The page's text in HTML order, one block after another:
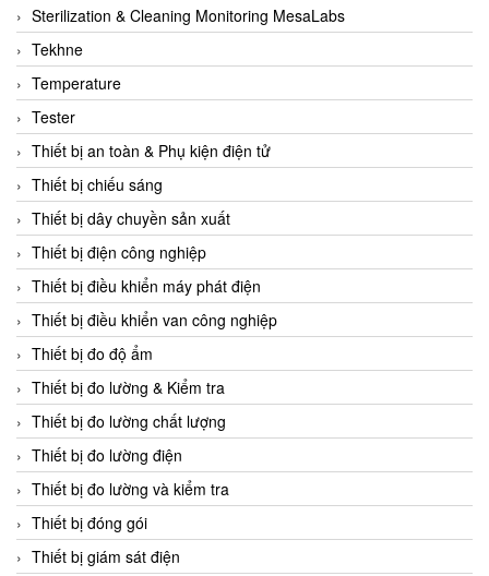
Cantoni
CAPS
CAREL Parts
CCS
CD Automation
CEAG Sicherheitst
CEIA Vietnam
Celduc Vietnam
Cemb
Centec GmbH
CEQUBE
CHAUVIN ARNOUX
Checkline
Chino
Chiyoda Seiki
Chiyoda-Tsusho
Chongqing Huaneng
Sterilization & Cleaning Monitoring MesaLabs
Tekhne
Temperature
Tester
Thiết bị an toàn & Phụ kiện điện tử
Thiết bị chiếu sáng
Thiết bị dây chuyền sản xuất
Thiết bị điện công nghiệp
Thiết bị điều khiển máy phát điện
Thiết bị điều khiển van công nghiệp
Thiết bị đo độ ẩm
Thiết bị đo lường & Kiểm tra
Thiết bị đo lường chất lượng
Thiết bị đo lường điện
Thiết bị đo lường và kiểm tra
Thiết bị đóng gói
Thiết bị giám sát điện